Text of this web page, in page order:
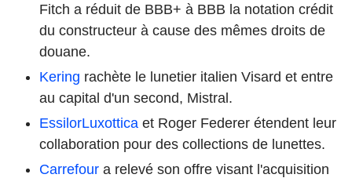
Fitch a réduit de BBB+ à BBB la notation crédit
du constructeur à cause des mêmes droits de
douane.
Kering rachète le lunetier italien Visard et entre
au capital d'un second, Mistral.
EssilorLuxottica et Roger Federer étendent leur
collaboration pour des collections de lunettes.
Carrefour a relevé son offre visant l'acquisition